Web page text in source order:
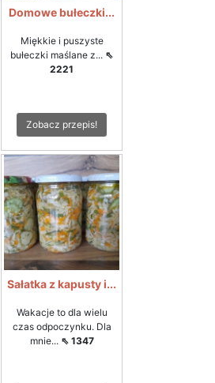
Domowe bułeczki...
Miękkie i puszyste
bułeczki maślane z... ⇖
2221
Zobacz przepis!
Sałatka z kapusty i...
Wakacje to dla wielu
czas odpoczynku. Dla
mnie... ⇖ 1347